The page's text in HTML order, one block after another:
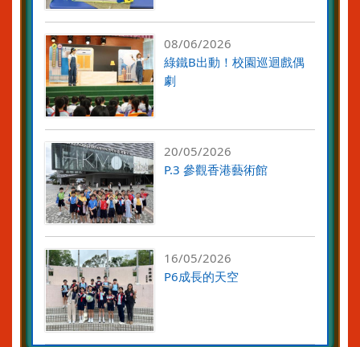
08/06/2026
綠鐵B出動！校園巡迴戲偶
劇
20/05/2026
P.3 參觀香港藝術館
16/05/2026
P6成長的天空